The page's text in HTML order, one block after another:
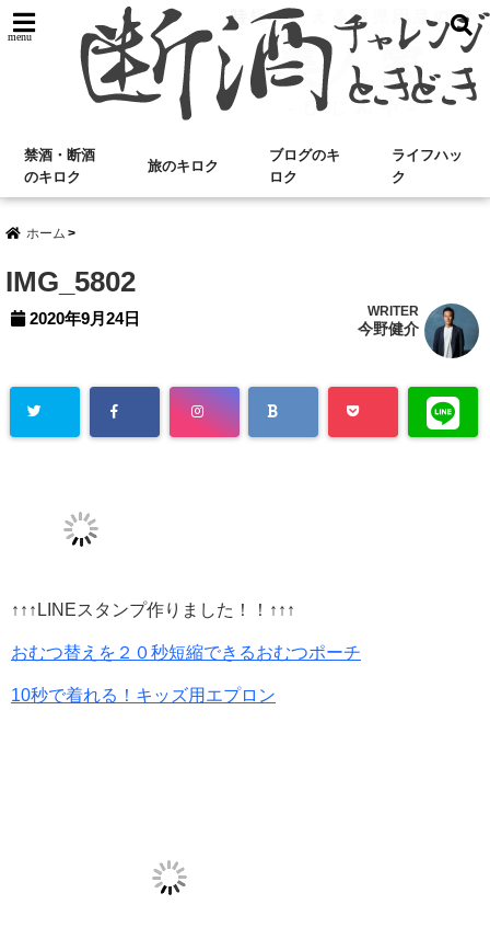
menu
禁酒・断酒
のキロク
旅のキロク
ブログのキ
ロク
ライフハッ
ク
ホーム
IMG_5802
2020年9月24日 WRITER
今野健介
↑↑↑LINEスタンプ作りました！！↑↑↑
おむつ替えを２０秒短縮できるおむつポーチ
10秒で着れる！キッズ用エプロン